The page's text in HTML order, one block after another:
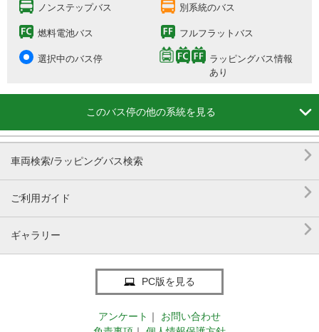
ノンステップバス 別系統のバス
燃料電池バス フルフラットバス
選択中のバス停
ラッピングバス情報
あり
このバス停の他の系統を見る 
車両検索/ラッピングバス検索 
ご利用ガイド 
ギャラリー 
PC版を見る
アンケート ｜
お問い合わせ